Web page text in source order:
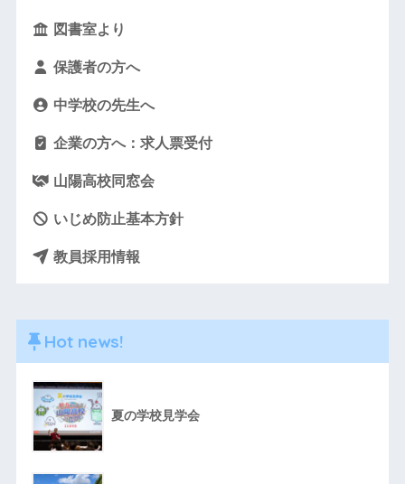
図書室より
保護者の方へ
中学校の先生へ
企業の方へ：求人票受付
山陽高校同窓会
いじめ防止基本方針
教員採用情報
Hot news!
夏の学校見学会